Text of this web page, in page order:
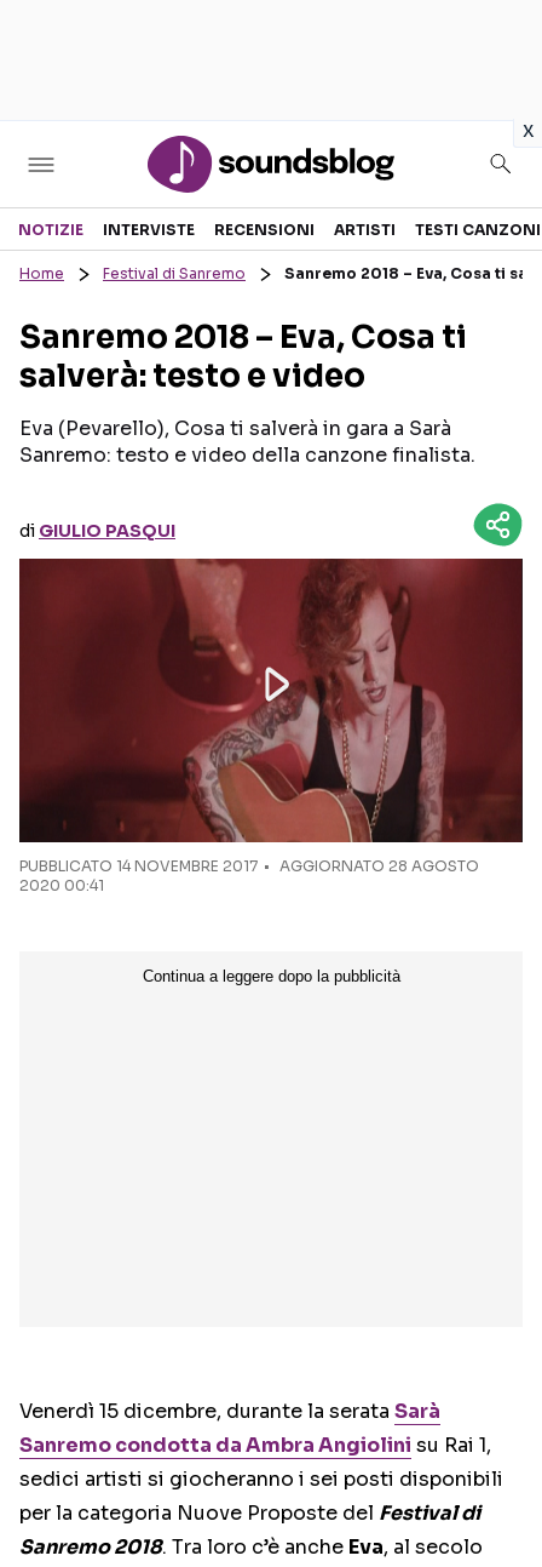
x
Sezioni
RECENSIONI MUSICALI
INTERVISTE
GOSSIP E CURIOSITÀ
TESTI CANZONI
TOUR ED EVENTI
TALENT SHOW
Seguici sui social
NOTIZIE INTERVISTE RECENSIONI ARTISTI TESTI CANZONI
Home Festival di Sanremo Sanremo 2018 – Eva, Cosa ti
Sanremo 2018 – Eva, Cosa ti
salverà: testo e video
Eva (Pevarello), Cosa ti salverà in gara a Sarà
Sanremo: testo e video della canzone finalista.
di GIULIO PASQUI
PUBBLICATO 14 NOVEMBRE 2017
AGGIORNATO 28 AGOSTO
2020 00:41
Venerdì 15 dicembre, durante la serata Sarà
Sanremocondotta da Ambra Angiolini su Rai 1,
sedici artisti si giocheranno i sei posti disponibili
per la categoria Nuove Proposte del Festival di
Sanremo 2018. Tra loro c’è anche Eva, al secolo